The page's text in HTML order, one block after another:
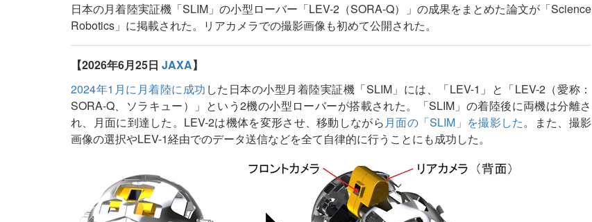
日本の月着陸実証機「SLIM」の小型ローバー「LEV-2（SORA-Q）」の成果をまとめた論文が「Science
Robotics」に掲載された。リアカメラでの撮影画像も初めて公開された。
【2026年6月25日 JAXA】
2024年1月に月着陸に成功 した日本の小型月着陸実証機「SLIM」には、「LEV-1」と「LEV-2（愛称：
SORA-Q、ソラキュー）」という2機の小型ローバーが搭載された。「SLIM」の着陸後に両機は分離さ
れ、月面に到達した。LEV-2は機体を変形させ、移動しながら月面の「SLIM」を撮影した。また、撮影
画像の選択やLEV-1経由でのデータ送信などを全て自律的に行うことにも成功した。